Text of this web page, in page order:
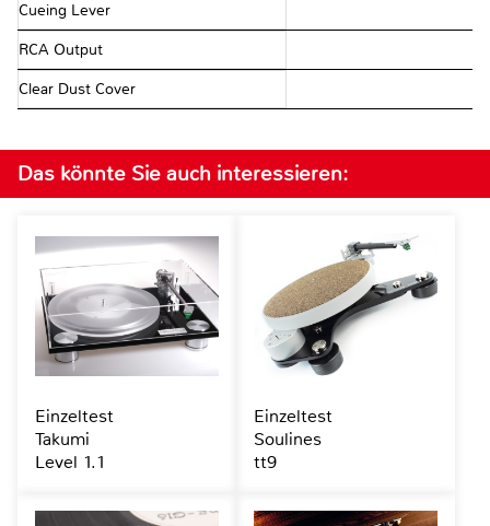
Cueing Lever
RCA Output
Clear Dust Cover
Das könnte Sie auch interessieren:
Einzeltest
Takumi
Level 1.1
Einzeltest
Soulines
tt9